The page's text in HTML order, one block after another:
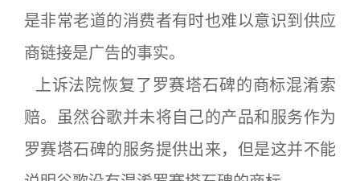
是非常老道的消费者有时也难以意识到供应
商链接是广告的事实。
上诉法院恢复了罗赛塔石碑的商标混淆索
赔。虽然谷歌并未将自己的产品和服务作为
罗赛塔石碑的服务提供出来，但是这并不能